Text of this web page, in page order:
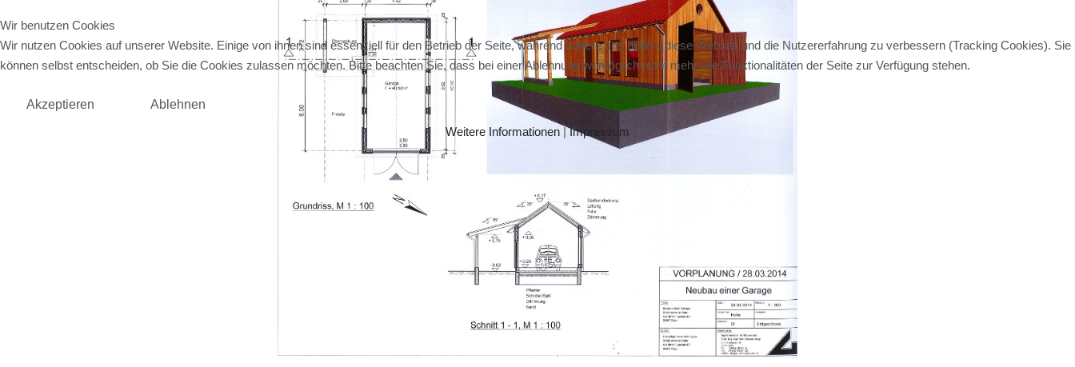
Wir benutzen Cookies
Wir nutzen Cookies auf unserer Website. Einige von ihnen sind essenziell für den Betrieb der Seite, während andere uns helfen, diese Website und die Nutzererfahrung zu verbessern (Tracking Cookies). Sie
können selbst entscheiden, ob Sie die Cookies zulassen möchten. Bitte beachten Sie, dass bei einer Ablehnung womöglich nicht mehr alle Funktionalitäten der Seite zur Verfügung stehen.
Akzeptieren
Ablehnen
Weitere Informationen |Impressum